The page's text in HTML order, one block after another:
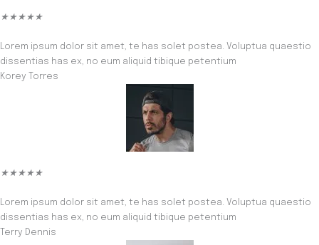
★★★★★W
a
r
d
Lorem ipsum dolor sit amet, te has solet postea. Voluptua quaestio
dissentias has ex, no eum aliquid tibique petentium
Korey Torres
★★★★★W
a
r
d
Lorem ipsum dolor sit amet, te has solet postea. Voluptua quaestio
dissentias has ex, no eum aliquid tibique petentium
Terry Dennis